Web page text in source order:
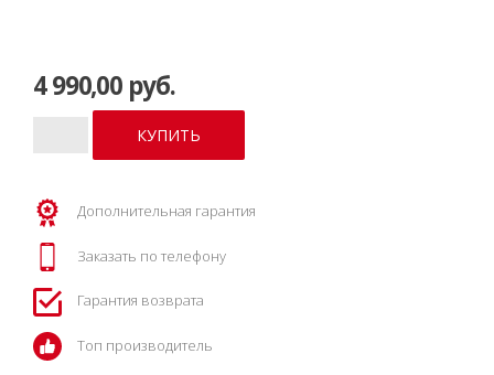
4 990,00 руб.
Дополнительная гарантия
Заказать по телефону
Гарантия возврата
Топ производитель